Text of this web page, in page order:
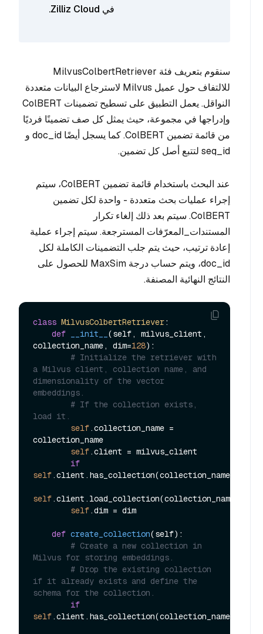
في Zilliz Cloud.
سنقوم بتعريف فئة MilvusColbertRetriever
للالتفاف حول عميل Milvus لاسترجاع البيانات متعددة
النواقل. يعمل التطبيق على تسطيح تضمينات ColBERT
وإدراجها في مجموعة، حيث يمثل كل صف تضمينًا فرديًا
من قائمة تضمين ColBERT. كما يسجل أيضًا doc_id و
seq_id لتتبع أصل كل تضمين.
عند البحث باستخدام قائمة تضمين ColBERT، سيتم
إجراء عمليات بحث متعددة - واحدة لكل تضمين
ColBERT. سيتم بعد ذلك إلغاء تكرار
المستندات_المعرّفات المسترجعة. سيتم إجراء عملية
إعادة ترتيب، حيث يتم جلب التضمينات الكاملة لكل
doc_id، ويتم حساب درجة MaxSim للحصول على
النتائج النهائية المصنفة.
class MilvusColbertRetriever:
def
__init__ (self, milvus_client,
collection_name, dim=128):
# Initialize the retriever with
a Milvus client, collection name, and
dimensionality of the vector
embeddings.
# If the collection exists,
load it.
self.collection_name =
collection_name
self.client = milvus_client
if
self.client.has_collection(collection_name=
self.client.load_collection(collection_name)
self.dim = dim
def create_collection(self):
# Create a new collection in
Milvus for storing embeddings.
# Drop the existing collection
if it already exists and define the
schema for the collection.
if
self.client.has_collection(collection_name=